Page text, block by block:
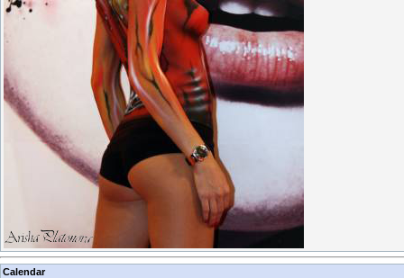
Calendar